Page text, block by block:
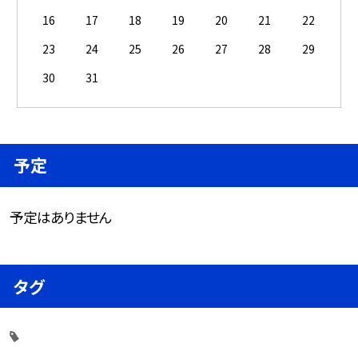
16
17 18 19 20 21
22
23
24 25 26 27 28
29
30
31
予定
予定はありません
タグ